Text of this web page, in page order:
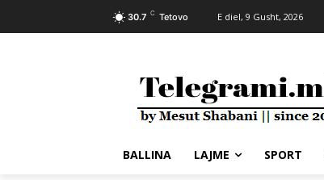
30.7 C Tetovo E diel, 9 Gusht, 2026
BALLINA LAJME SPORT